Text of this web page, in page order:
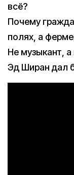
всё?
Почему
полях, а
Не музыкант,
Эд Ширан дал